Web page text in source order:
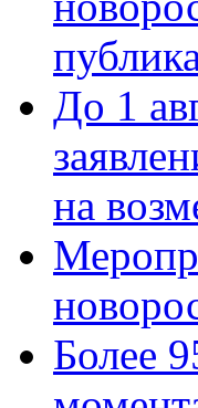
До 1
на
Более